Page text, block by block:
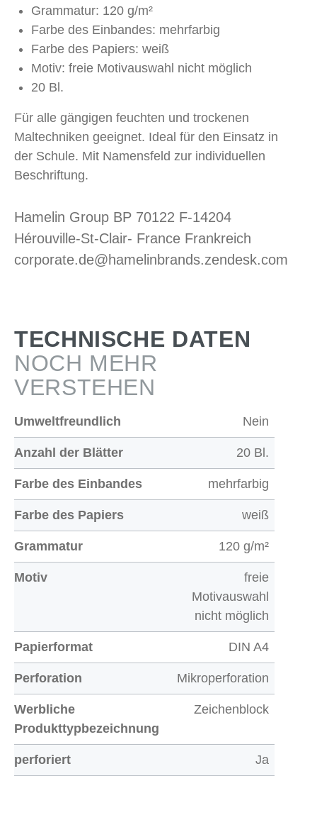
Grammatur: 120 g/m²
Farbe des Einbandes: mehrfarbig
Farbe des Papiers: weiß
Motiv: freie Motivauswahl nicht möglich
20 Bl.
Für alle gängigen feuchten und trockenen
Maltechniken geeignet. Ideal für den Einsatz in
der Schule. Mit Namensfeld zur individuellen
Beschriftung.
Hamelin Group BP 70122 F-14204
Hérouville-St-Clair- France Frankreich
corporate.de@hamelinbrands.zendesk.com
TECHNISCHE DATEN
NOCH MEHR
VERSTEHEN
Umweltfreundlich Nein
Anzahl der Blätter 20 Bl.
Farbe des Einbandes mehrfarbig
Farbe des Papiers weiß
Grammatur 120 g/m²
Motiv
freie
Motivauswahl
nicht möglich
Papierformat DIN A4
Perforation Mikroperforation
Werbliche
Produkttypbezeichnung
Zeichenblock
perforiert Ja